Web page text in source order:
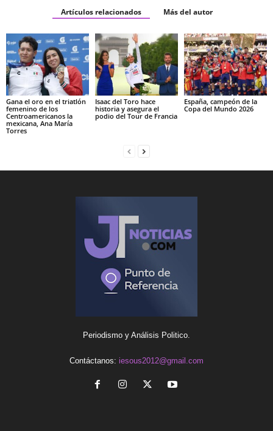
Artículos relacionados Más del autor
Gana el oro en el triatlón
femenino de los
Centroamericanos la
mexicana, Ana María
Torres
Isaac del Toro hace
historia y asegura el
podio del Tour de Francia
España, campeón de la
Copa del Mundo 2026
Periodismo y Análisis Politico.
Contáctanos: iesous2012@gmail.com